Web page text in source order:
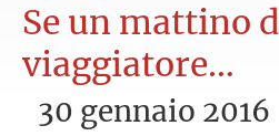
Se un mattino
viaggiatore…
30 gennaio 2016